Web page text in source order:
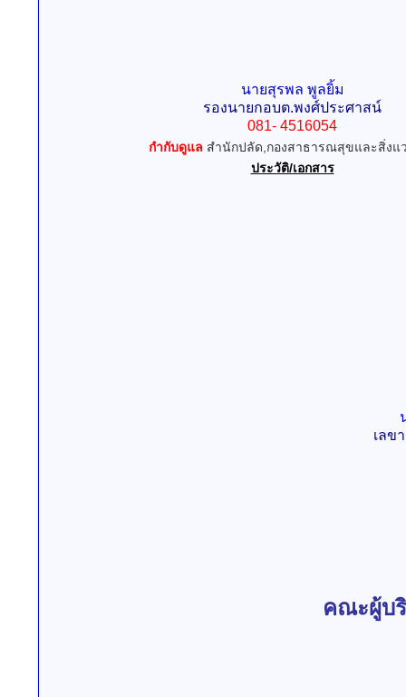
นายสุรพล พูลยิ้ม
รองนายกอบต.พงศ์ประศาสน์
081- 4516054
กำกับดูแล สำนักปลัด,กองสาธารณสุขและสิ่งแ
ประวัติ/เอกสาร
เลข
คณะผู้บ